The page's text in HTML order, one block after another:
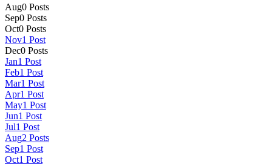
Aug0 Posts
Sep0 Posts
Oct0 Posts
Nov1 Post
Dec0 Posts
Jan1 Post
Feb1 Post
Mar1 Post
Apr1 Post
May1 Post
Jun1 Post
Jul1 Post
Aug2 Posts
Sep1 Post
Oct1 Post